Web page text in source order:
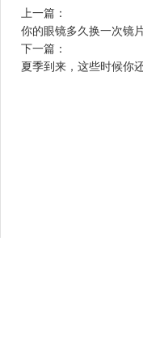
上一篇：
你的眼镜多久换一次镜
下一篇：
夏季到来，这些时候你